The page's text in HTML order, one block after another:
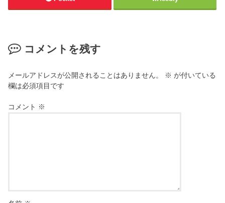
コメントを残す
メールアドレスが公開されることはありません。 ※ が付いている
欄は必須項目です
コメント ※